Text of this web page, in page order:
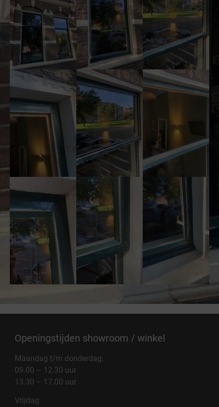
Openingstijden showroom / winkel
Maandag t/m donderdag:
09.00 – 12.30 uur
13.30 – 17.00 uur
Vrijdag: